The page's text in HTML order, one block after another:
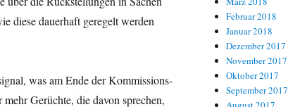
diese dauerhaft geregelt werden
was am Ende der Kommissions-
Gerüchte, die davon sprechen,
Februar 2018
Januar 2018
Dezember 2017
November 2017
Oktober 2017
September 2017